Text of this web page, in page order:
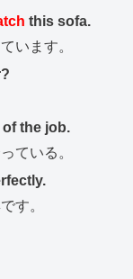
this sofa.
います。
the job.
ている。
す。